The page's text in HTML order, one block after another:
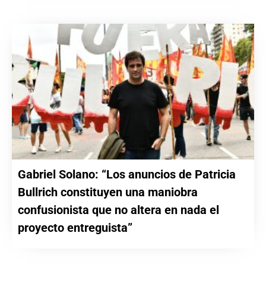
Gabriel Solano: “Los anuncios de Patricia
Bullrich constituyen una maniobra
confusionista que no altera en nada el
proyecto entreguista”